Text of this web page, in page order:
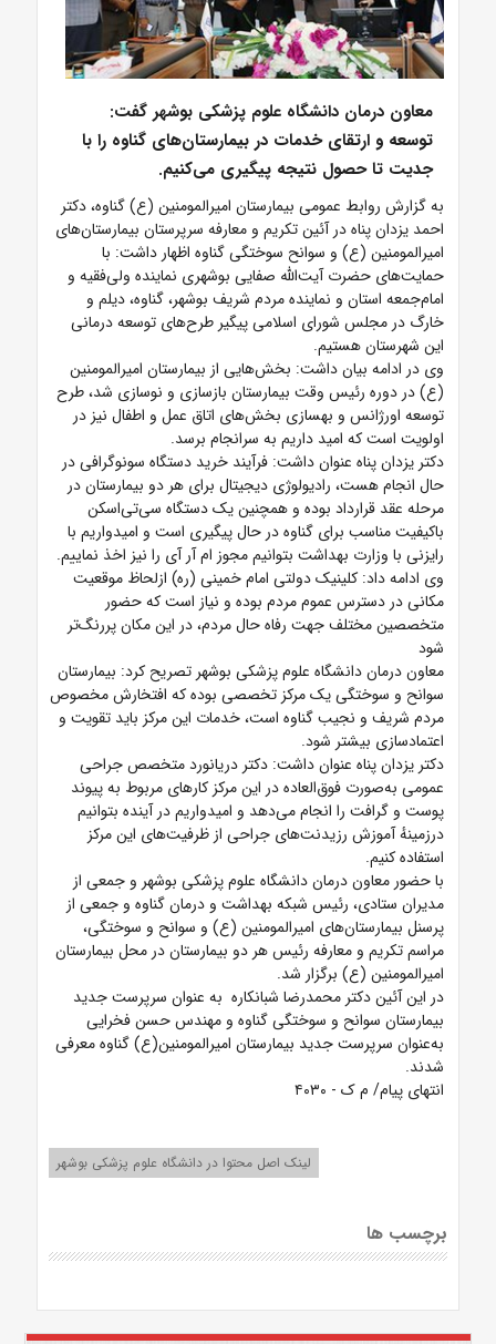
معاون درمان دانشگاه علوم پزشکی بوشهر گفت:
توسعه و ارتقای خدمات در بیمارستان‌های گناوه را با
جدیت تا حصول نتیجه پیگیری می‌کنیم.
به گزارش روابط عمومی بیمارستان امیرالمومنین (ع) گناوه، دکتر
احمد یزدان پناه در آئین تکریم و معارفه سرپرستان بیمارستان‌های
امیرالمومنین (ع) و سوانح سوختگی گناوه اظهار داشت: با
حمایت‌های حضرت آیت‌الله صفایی بوشهری نماینده ولی‌فقیه و
امام‌جمعه استان و نماینده مردم شریف بوشهر، گناوه، دیلم و
خارگ در مجلس شورای اسلامی پیگیر طرح‌های توسعه درمانی
این شهرستان هستیم.
وی در ادامه بیان داشت: بخش‌هایی از بیمارستان امیرالمومنین
(ع) در دوره رئیس وقت بیمارستان بازسازی و نوسازی شد، طرح
توسعه اورژانس و بهسازی بخش‌های اتاق عمل و اطفال نیز در
اولویت است که امید داریم به سرانجام برسد.
دکتر یزدان پناه عنوان داشت: فرآیند خرید دستگاه سونوگرافی در
حال انجام هست، رادیولوژی دیجیتال برای هر دو بیمارستان در
مرحله عقد قرارداد بوده و همچنین یک دستگاه سی‌تی‌اسکن
باکیفیت مناسب برای گناوه در حال پیگیری است و امیدواریم با
رایزنی با وزارت بهداشت بتوانیم مجوز ام آر آی را نیز اخذ نماییم.
وی ادامه داد: کلینیک دولتی امام خمینی (ره) ازلحاظ موقعیت
مکانی در دسترس عموم مردم بوده و نیاز است که حضور
متخصصین مختلف جهت رفاه حال مردم، در این مکان پررنگ‌تر
شود
معاون درمان دانشگاه علوم پزشکی بوشهر تصریح کرد: بیمارستان
سوانح و سوختگی یک مرکز تخصصی بوده که افتخارش مخصوص
مردم شریف و نجیب گناوه است، خدمات این مرکز باید تقویت و
اعتمادسازی بیشتر شود.
دکتر یزدان پناه عنوان داشت: دکتر دریانورد متخصص جراحی
عمومی به‌صورت فوق‌العاده در این مرکز کارهای مربوط به پیوند
پوست و گرافت را انجام می‌دهد و امیدواریم در آینده بتوانیم
درزمینهٔ آموزش رزیدنت‌های جراحی از ظرفیت‌های این مرکز
استفاده کنیم.
با حضور معاون درمان دانشگاه علوم پزشکی بوشهر و جمعی از
مدیران ستادی، رئیس شبکه بهداشت و درمان گناوه و جمعی از
پرسنل بیمارستان‌های امیرالمومنین (ع) و سوانح و سوختگی،
مراسم تکریم و معارفه رئیس هر دو بیمارستان در محل بیمارستان
امیرالمومنین (ع) برگزار شد.
در این آئین دکتر محمدرضا شبانکاره به عنوان سرپرست‌ جدید
بیمارستان سوانح و سوختگی گناوه و مهندس حسن فخرایی
به‌عنوان سرپرست جدید بیمارستان امیرالمومنین(ع) گناوه معرفی
شدند.
انتهای پیام/ م ک - ۴۰۳۰
لینک اصل محتوا در دانشگاه علوم پزشکی بوشهر
برچسب ها